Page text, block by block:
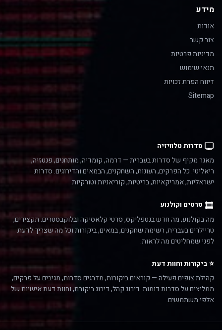
מידע
אודות
צור קשר
מדיניות פרטיות
תנאי שימוש
דיווח הפרת זכויות
Sitemap
סדרות טלוויזיה
מאגר מקיף של סדרות בעברית — דרמה, קומדיה, מותחנים, פנטזיה,
ריאליטי. כל הפרקים, העונות, השחקנים, הבמאים והדירוגים. סדרות
ישראליות, אמריקאיות, בריטיות, קוריאניות וטורקיות.
סרטים וקולנוע
מה בקולנוע, מה חדש בנטפליקס, סרטי קלאסיקה ובלוקבסטרים. תקצירים,
טריילרים בעברית, רשימת שחקנים, במאים, ביקורות וכל מה שצריך לדעת
לפני שמחליטים מה לראות.
⭐ ביקורות וחוות דעת
קהילת צופים פעילה — קוראים ביקורות, מדרגים סדרות, מגיבים על פרקים,
ממליצים על סדרות דומות. דירוג קהל, דירוג ביקורת, וחוות דעת אישיות של
אלפי משתמשים.